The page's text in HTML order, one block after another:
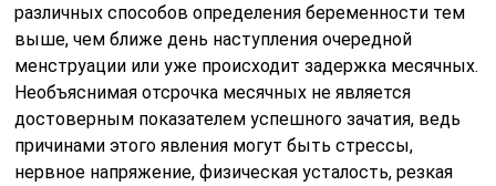
различных способов определения беременности тем
выше, чем ближе день наступления очередной
менструации или уже происходит задержка месячных.
Необъяснимая отсрочка месячных не является
достоверным показателем успешного зачатия, ведь
причинами этого явления могут быть стрессы,
нервное напряжение, физическая усталость, резкая